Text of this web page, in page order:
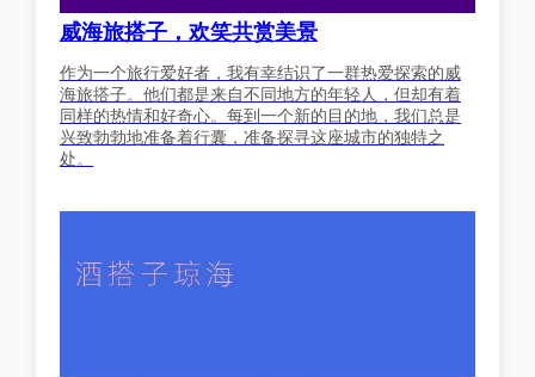
威海旅搭子，欢笑共赏美景
作为一个旅行爱好者，我有幸结识了一群热爱探索的威
海旅搭子。他们都是来自不同地方的年轻人，但却有着
同样的热情和好奇心。每到一个新的目的地，我们总是
兴致勃勃地准备着行囊，准备探寻这座城市的独特之
处。